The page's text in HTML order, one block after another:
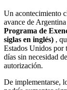
Un acontecimiento
avance de
Programa de
siglas en inglés) ,
Estados Unidos por
días sin necesidad
autorización.
De implementarse,